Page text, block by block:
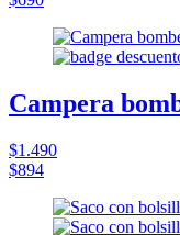
Campera
$1.490
$894